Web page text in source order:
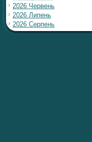
2026 Червень
2026 Липень
2026 Серпень